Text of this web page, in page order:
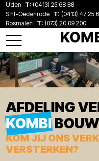
Uden T: (0413) 25 68 88
Sint-Oedenrode T: (0413) 47 25
Rosmalen
T: (073) 20 09 200
AFDELING
KOMBI
KOM JIJ ONS
VERSTERKEN?